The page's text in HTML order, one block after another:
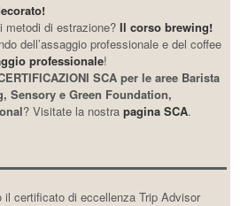
metodi di estrazione?Il corso brewing!
dell’assaggio professionale e del coffee
professionale!
SCA per le aree Barista
Sensory e Green Foundation,
? Visitate la nostrapagina SCA.
il certificato di eccellenza Trip Advisor